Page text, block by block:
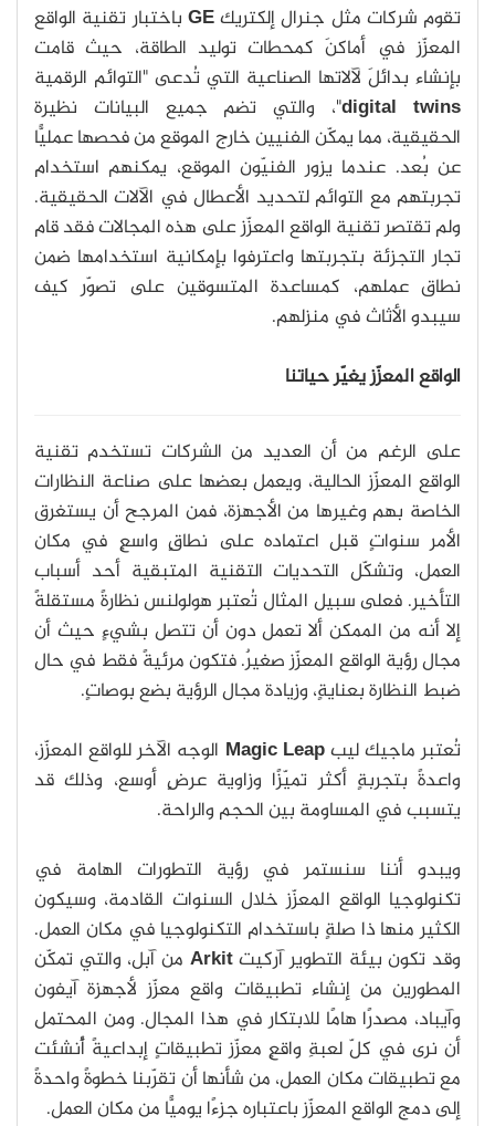
تقوم شركات مثل جنرال إلكتريكGE باختبار تقنية الواقع
المعزّز في أماكنَ كمحطات توليد الطاقة، حيث قامت
بإنشاء بدائلَ لآلاتها الصناعية التي تُدعى "التوائم الرقمية
digital twins"، والتي تضم جميع البيانات نظيرة
الحقيقية، مما يمكّن الفنيين خارج الموقع من فحصها عمليًّا
عن بُعد. عندما يزور الفنيّون الموقع، يمكنهم استخدام
تجربتهم مع التوائم لتحديد الأعطال في الآلات الحقيقية.
ولم تقتصر تقنية الواقع المعزّز على هذه المجالات فقد قام
تجار التجزئة بتجربتها واعترفوا بإمكانية استخدامها ضمن
نطاق عملهم، كمساعدة المتسوقين على تصوّر كيف
سيبدو الأثاث في منزلهم.
الواقع المعزّز يغيّر حياتنا
على الرغم من أن العديد من الشركات تستخدم تقنية
الواقع المعزّز الحالية، ويعمل بعضها على صناعة النظارات
الخاصة بهم وغيرها من الأجهزة، فمن المرجح أن يستغرق
الأمر سنواتٍ قبل اعتماده على نطاقٍ واسعٍ في مكان
العمل، وتشكّل التحديات التقنية المتبقية أحد أسباب
التأخير. فعلى سبيل المثال تُعتبر هولولنس نظارةً مستقلةً
إلا أنه من الممكن ألا تعمل دون أن تتصل بشيءٍ حيث أن
مجال رؤية الواقع المعزّز صغيرٌ. فتكون مرئيةً فقط في حال
ضبط النظارة بعنايةٍ، وزيادة مجال الرؤية بضع بوصاتٍ.
تُعتبر ماجيك ليبMagic Leap الوجه الآخر للواقع المعزّز،
واعدةً بتجربةٍ أكثر تميّزًا وزاوية عرضٍ أوسع، وذلك قد
يتسبب في المساومة بين الحجم والراحة.
ويبدو أننا سنستمر في رؤية التطورات الهامة في
تكنولوجيا الواقع المعزّز خلال السنوات القادمة، وسيكون
الكثير منها ذا صلةٍ باستخدام التكنولوجيا في مكان العمل.
وقد تكون بيئة التطوير آركيتArkit من آبل، والتي تمكّن
المطورين من إنشاء تطبيقات واقع معزّز لأجهزة آيفون
وآيباد، مصدرًا هامًا للابتكار في هذا المجال. ومن المحتمل
أن نرى في كلّ لعبةِ واقعٍ معزّز تطبيقاتٍ إبداعيةً أُنشئت
مع تطبيقات مكان العمل، من شأنها أن تقرّبنا خطوةً واحدةً
إلى دمج الواقع المعزّز باعتباره جزءًا يوميًّا من مكان العمل.